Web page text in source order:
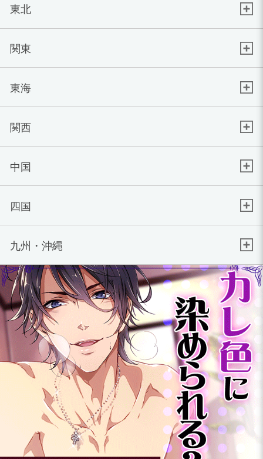
東北
関東
東海
関西
中国
四国
九州・沖縄